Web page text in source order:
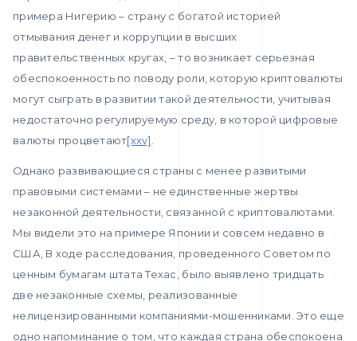
примера Нигерию – страну с богатой историей
отмывания денег и коррупции в высших
правительственных кругах, – то возникает серьезная
обеспокоенность по поводу роли, которую криптовалюты
могут сыграть в развитии такой деятельности, учитывая
недостаточно регулируемую среду, в которой цифровые
валюты процветают[xxv]
Однако развивающиеся страны с менее развитыми
правовыми системами – не единственные жертвы
незаконной деятельности, связанной с криптовалютами.
Мы видели это на примере Японии и совсем недавно в
США, В ходе расследования, проведенного Советом по
ценным бумагам штата Техас, было выявлено тридцать
две незаконные схемы, реализованные
нелицензированными компаниями-мошенниками. Это еще
одно напоминание о том, что каждая страна обеспокоена